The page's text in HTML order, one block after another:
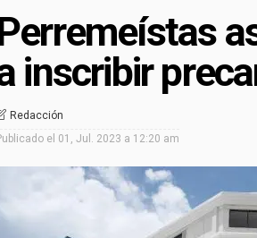
inscribir
Redacción
el 01, Jul. 2023 a 12:20 am